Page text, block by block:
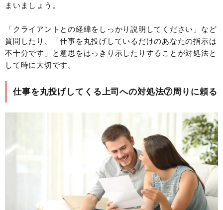
まいましょう。
「クライアントとの経緯をしっかり説明してください」など
質問したり、「仕事を丸投げしているだけのあなたの指示は
不十分です」と意思をはっきり示したりすることが対処法と
して時に大切です。
仕事を丸投げしてくる上司への対処法⑦周りに頼る